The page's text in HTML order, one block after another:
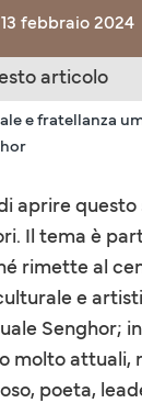
13 febbraio 2024
articolo
e fratellanza
aprire questo
Il tema è
rimette al
e
Senghor;
molto attuali,
poeta,